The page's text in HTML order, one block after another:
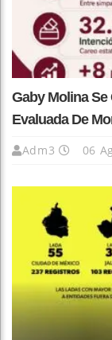
Gaby Molina
Evaluada De
Adm3 06